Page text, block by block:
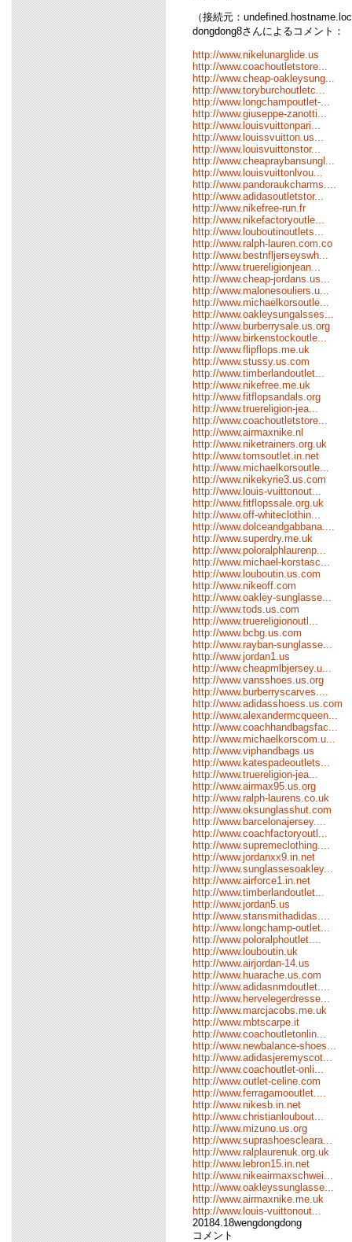
（接続元：
dongdong8さんによるコメント：
http://www.nikelunarglide.us
http://www.coachoutletstore...
http://www.cheap-oakleysung...
http://www.toryburchoutletc...
http://www.longchampoutlet-...
http://www.giuseppe-zanotti...
http://www.louisvuittonpari...
http://www.louissvuitton.us...
http://www.louisvuittonstor...
http://www.cheapraybansungl...
http://www.louisvuittonlvou...
http://www.pandoraukcharms....
http://www.adidasoutletstor...
http://www.nikefree-run.fr
http://www.nikefactoryoutle...
http://www.louboutinoutlets...
http://www.ralph-lauren.com.co
http://www.bestnfljerseyswh...
http://www.truereligionjean...
http://www.cheap-jordans.us...
http://www.malonesouliers.u...
http://www.michaelkorsoutle...
http://www.oakleysungalsses...
http://www.burberrysale.us.org
http://www.birkenstockoutle...
http://www.flipflops.me.uk
http://www.stussy.us.com
http://www.timberlandoutlet...
http://www.nikefree.me.uk
http://www.fitflopsandals.org
http://www.truereligion-jea...
http://www.coachoutletstore...
http://www.airmaxnike.nl
http://www.niketrainers.org.uk
http://www.tomsoutlet.in.net
http://www.michaelkorsoutle...
http://www.nikekyrie3.us.com
http://www.louis-vuittonout...
http://www.fitflopssale.org.uk
http://www.off-whiteclothin...
http://www.dolceandgabbana....
http://www.superdry.me.uk
http://www.poloralphlaurenp...
http://www.michael-korstasc...
http://www.louboutin.us.com
http://www.nikeoff.com
http://www.oakley-sunglasse...
http://www.tods.us.com
http://www.truereligionoutl...
http://www.bcbg.us.com
http://www.rayban-sunglasse...
http://www.jordan1.us
http://www.cheapmlbjersey.u...
http://www.vansshoes.us.org
http://www.burberryscarves....
http://www.adidasshoess.us.com
http://www.alexandermcqueen...
http://www.coachhandbagsfac...
http://www.michaelkorscom.u...
http://www.viphandbags.us
http://www.katespadeoutlets...
http://www.truereligion-jea...
http://www.airmax95.us.org
http://www.ralph-laurens.co.uk
http://www.oksunglasshut.com
http://www.barcelonajersey....
http://www.coachfactoryoutl...
http://www.supremeclothing....
http://www.jordanxx9.in.net
http://www.sunglassesoakley...
http://www.airforce1.in.net
http://www.timberlandoutlet...
http://www.jordan5.us
http://www.stansmithadidas....
http://www.longchamp-outlet...
http://www.poloralphoutlet....
http://www.louboutin.uk
http://www.airjordan-14.us
http://www.huarache.us.com
http://www.adidasnmdoutlet....
http://www.hervelegerdresse...
http://www.marcjacobs.me.uk
http://www.mbtscarpe.it
http://www.coachoutletonlin...
http://www.newbalance-shoes...
http://www.adidasjeremyscot...
http://www.coachoutlet-onli...
http://www.outlet-celine.com
http://www.ferragamooutlet....
http://www.nikesb.in.net
http://www.christianloubout...
http://www.mizuno.us.org
http://www.suprashoescleara...
http://www.ralplaurenuk.org.uk
http://www.lebron15.in.net
http://www.nikeairmaxschwei...
http://www.oakleyssunglasse...
http://www.airmaxnike.me.uk
http://www.louis-vuittonout...
20184.18wengdongdong
コメント